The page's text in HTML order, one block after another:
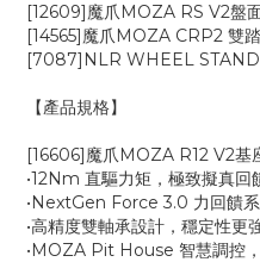
[12609]魔爪MOZA RS V2盤
[14565]魔爪MOZA CRP2 雙
[7087]NLR WHEEL
【產品規格】
[16606]魔爪MOZA R12 V2基
•12Nm 直驅力矩，極致擬真回
•NextGen Force 3.0 力回饋
•高精度雙軸承設計，穩定性更
•MOZA Pit House 智慧調控